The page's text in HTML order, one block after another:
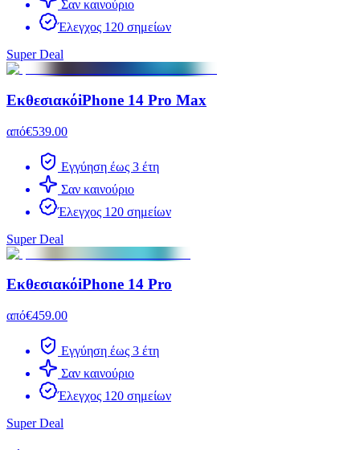
Σαν καινούριο
Έλεγχος 120 σημείων
Super Deal
ΕκθεσιακόiPhone 14 Pro Max
από€539.00
Εγγύηση έως 3 έτη
Σαν καινούριο
Έλεγχος 120 σημείων
Super Deal
ΕκθεσιακόiPhone 14 Pro
από€459.00
Εγγύηση έως 3 έτη
Σαν καινούριο
Έλεγχος 120 σημείων
Super Deal